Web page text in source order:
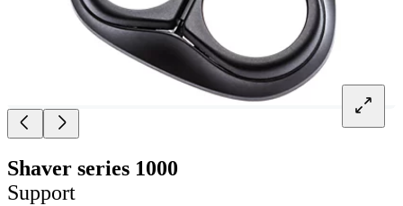
Shaver series 1000
Support